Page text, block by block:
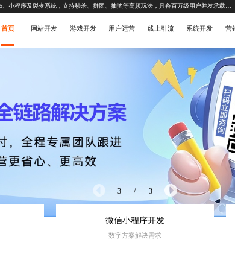
首页 网站开发 游戏开发 用户运营 线上引流 系统开发 营
3 / 3
微信小程序开发
数字方案解决需求